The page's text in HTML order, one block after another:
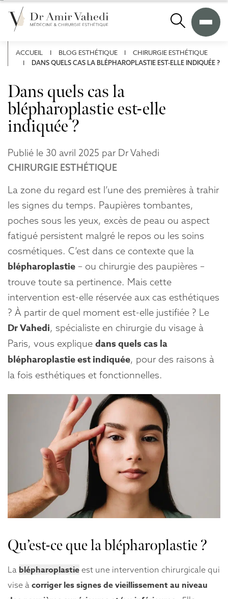
A
Recherche
ACCUEIL I BLOG ESTHÉTIQUE I
CHIRURGIE ESTHÉTIQUE
I
DANS QUELS CAS LA BLÉPHAROPLASTIE EST-ELLE INDIQUÉE ?
Dans quels cas la
blépharoplastie est-elle
indiquée ?
Publié le 30 avril 2025 par Dr Vahedi
CHIRURGIE ESTHÉTIQUE
La zone du regard est l’une des premières à trahir
les signes du temps. Paupières tombantes,
poches sous les yeux, excès de peau ou aspect
fatigué persistent malgré le repos ou les soins
cosmétiques. C’est dans ce contexte que la
blépharoplastie – ou chirurgie des paupières –
trouve toute sa pertinence. Mais cette
intervention est-elle réservée aux cas esthétiques
? À partir de quel moment est-elle justifiée ? Le
Dr Vahedi, spécialiste en chirurgie du visage à
Paris, vous explique dans quels cas la
blépharoplastie est indiquée, pour des raisons à
la fois esthétiques et fonctionnelles.
Qu’est-ce que la blépharoplastie ?
La blépharoplastie est une intervention chirurgicale qui
vise à corriger les signes de vieillissement au niveau